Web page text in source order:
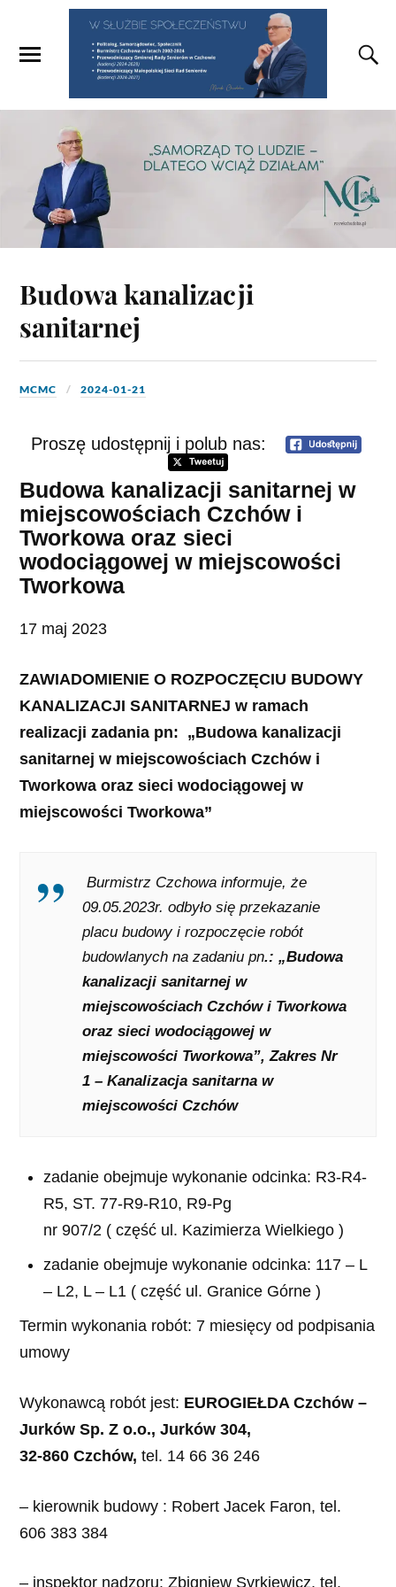
Budowa kanalizacji
sanitarnej
MCMC 2024-01-21
Proszę udostępnij i polub nas:
Budowa kanalizacji sanitarnej w
miejscowościach Czchów i
Tworkowa oraz sieci
wodociągowej w miejscowości
Tworkowa
17 maj 2023
ZAWIADOMIENIE O ROZPOCZĘCIU BUDOWY
KANALIZACJI SANITARNEJ w ramach
realizacji zadania pn: „Budowa kanalizacji
sanitarnej w miejscowościach Czchów i
Tworkowa oraz sieci wodociągowej w
miejscowości Tworkowa”
Burmistrz Czchowa informuje, że
09.05.2023r. odbyło się przekazanie
placu budowy i rozpoczęcie robót
budowlanych na zadaniu pn.:„Budowa
kanalizacji sanitarnej w
miejscowościach Czchów i Tworkowa
oraz sieci wodociągowej w
miejscowości Tworkowa”, Zakres Nr
1 – Kanalizacja sanitarna w
miejscowości Czchów
zadanie obejmuje wykonanie odcinka: R3-R4-
R5, ST. 77-R9-R10, R9-Pg
nr 907/2 ( część ul. Kazimierza Wielkiego )
zadanie obejmuje wykonanie odcinka: 117 – L
– L2, L – L1 ( część ul. Granice Górne )
Termin wykonania robót: 7 miesięcy od podpisania
umowy
Wykonawcą robót jest: EUROGIEŁDA Czchów –
Jurków Sp. Z o.o., Jurków 304,
32-860 Czchów,tel. 14 66 36 246
– kierownik budowy : Robert Jacek Faron, tel.
606 383 384
– inspektor nadzoru: Zbigniew Syrkiewicz, tel.